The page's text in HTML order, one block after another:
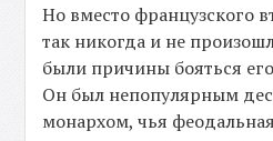
Но вместо французского
так никогда и не
были причины бояться
Он был непопулярным
монархом, чья